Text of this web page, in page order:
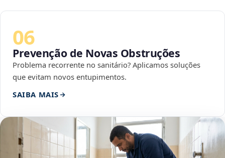
06
Prevenção de Novas Obstruções
Problema recorrente no sanitário? Aplicamos soluções
que evitam novos entupimentos.
SAIBA MAIS